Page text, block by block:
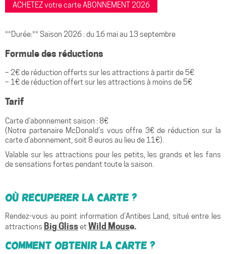
ACHETEZ votre carte ABONNEMENT 2026
**Durée:** Saison 2026 : du 16 mai au 13 septembre
Formule des réductions
– 2€ de réduction offerts sur les attractions à partir de 5€
– 1€ de réduction offert sur les attractions à moins de 5€
Tarif
Carte d’abonnement saison : 8€
(Notre partenaire McDonald’s vous offre 3€ de réduction sur la
carte d’abonnement, soit 8 euros au lieu de 11€).
Valable sur les attractions pour les petits, les grands et les fans
de sensations fortes pendant toute la saison.
Où récupérer la carte ?
Rendez-vous au point information d’Antibes Land, situé entre les
attractions Big GlissetWild Mouse.
Comment obtenir la carte ?